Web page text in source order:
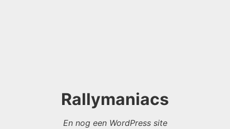
Rallymaniacs
En nog een WordPress site